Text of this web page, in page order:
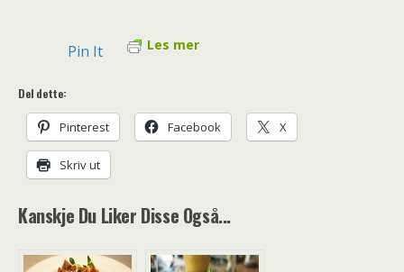
Pin It Les mer
Del dette:
Pinterest Facebook X
Skriv ut
Kanskje Du Liker Disse Også...